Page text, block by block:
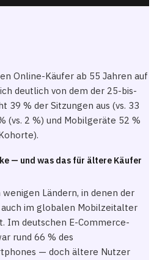
Online-Käufer ab 55 Jahren auf
deutlich von dem der 25-bis-
39 % der Sitzungen aus (vs. 33
(vs. 2 %) und Mobilgeräte 52 %
— und was das für ältere Käufer
Ländern, in denen der
im globalen Mobilzeitalter
Im deutschen E-Commerce-
rund 66 % des
— doch ältere Nutzer